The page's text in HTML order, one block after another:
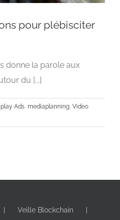
pour plébisciter le GRP
pour plébisciter
donne la parole aux
du [...]
Ads, mediaplanning, Video
Veille Blockchain